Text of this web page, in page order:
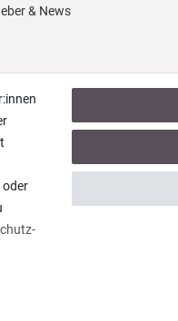
& News
oder